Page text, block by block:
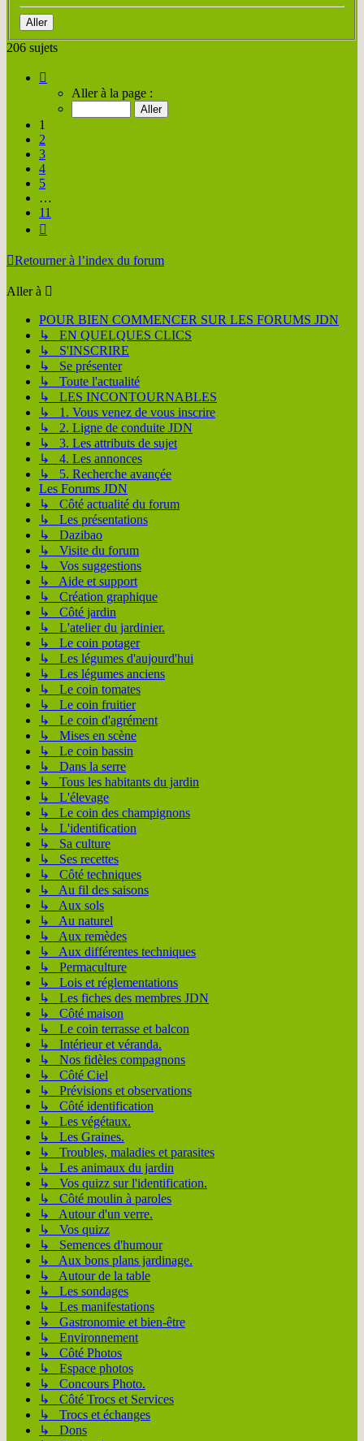
206 sujets
sur
Aller à la page :
1
2
3
4
5
…
11
Retourner à l’index du forum
Aller à
POUR BIEN COMMENCER SUR LES FORUMS JDN
↳ EN QUELQUES CLICS
↳ S'INSCRIRE
↳ Se présenter
↳ Toute l'actualité
↳ LES INCONTOURNABLES
↳ 1. Vous venez de vous inscrire
↳ 2. Ligne de conduite JDN
↳ 3. Les attributs de sujet
↳ 4. Les annonces
↳ 5. Recherche avançée
Les Forums JDN
↳ Côté actualité du forum
↳ Les présentations
↳ Dazibao
↳ Visite du forum
↳ Vos suggestions
↳ Aide et support
↳ Création graphique
↳ Côté jardin
↳ L'atelier du jardinier.
↳ Le coin potager
↳ Les légumes d'aujourd'hui
↳ Les légumes anciens
↳ Le coin tomates
↳ Le coin fruitier
↳ Le coin d'agrément
↳ Mises en scène
↳ Le coin bassin
↳ Dans la serre
↳ Tous les habitants du jardin
↳ L'élevage
↳ Le coin des champignons
↳ L'identification
↳ Sa culture
↳ Ses recettes
↳ Côté techniques
↳ Au fil des saisons
↳ Aux sols
↳ Au naturel
↳ Aux remèdes
↳ Aux différentes techniques
↳ Permaculture
↳ Lois et réglementations
↳ Les fiches des membres JDN
↳ Côté maison
↳ Le coin terrasse et balcon
↳ Intérieur et véranda.
↳ Nos fidèles compagnons
↳ Côté Ciel
↳ Prévisions et observations
↳ Côté identification
↳ Les végétaux.
↳ Les Graines.
↳ Troubles, maladies et parasites
↳ Les animaux du jardin
↳ Vos quizz sur l'identification.
↳ Côté moulin à paroles
↳ Autour d'un verre.
↳ Vos quizz
↳ Semences d'humour
↳ Aux bons plans jardinage.
↳ Autour de la table
↳ Les sondages
↳ Les manifestations
↳ Gastronomie et bien-être
↳ Environnement
↳ Côté Photos
↳ Espace photos
↳ Concours Photo.
↳ Côté Trocs et Services
↳ Trocs et échanges
↳ Dons